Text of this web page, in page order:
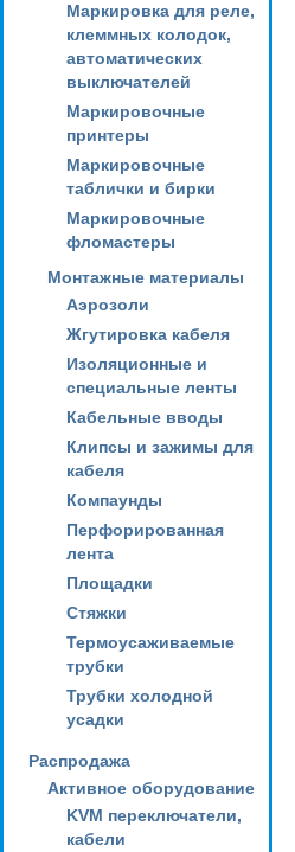
Маркировка для реле,
клеммных колодок,
автоматических
выключателей
Маркировочные
принтеры
Маркировочные
таблички и бирки
Маркировочные
фломастеры
Монтажные материалы
Аэрозоли
Жгутировка кабеля
Изоляционные и
специальные ленты
Кабельные вводы
Клипсы и зажимы для
кабеля
Компаунды
Перфорированная
лента
Площадки
Стяжки
Термоусаживаемые
трубки
Трубки холодной
усадки
Распродажа
Активное оборудование
KVM переключатели,
кабели